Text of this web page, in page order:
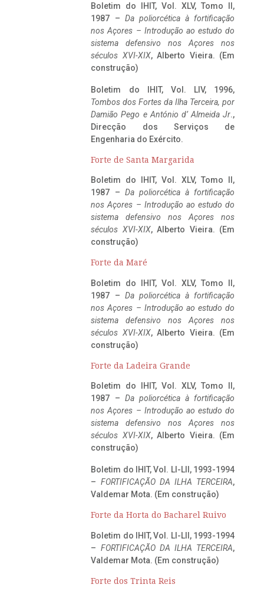
Boletim do IHIT, Vol. XLV, Tomo II,
1987 – Da poliorcética à fortificação
nos Açores – Introdução ao estudo do
sistema defensivo nos Açores nos
séculos XVI-XIX, Alberto Vieira. (Em
construção)
Boletim do IHIT, Vol. LIV, 1996,
Tombos dos Fortes da Ilha Terceira, por
Damião Pego e António d’ Almeida Jr.,
Direcção dos Serviços de
Engenharia do Exército.
Forte de Santa Margarida
Boletim do IHIT, Vol. XLV, Tomo II,
1987 – Da poliorcética à fortificação
nos Açores – Introdução ao estudo do
sistema defensivo nos Açores nos
séculos XVI-XIX, Alberto Vieira. (Em
construção)
Forte da Maré
Boletim do IHIT, Vol. XLV, Tomo II,
1987 – Da poliorcética à fortificação
nos Açores – Introdução ao estudo do
sistema defensivo nos Açores nos
séculos XVI-XIX, Alberto Vieira. (Em
construção)
Forte da Ladeira Grande
Boletim do IHIT, Vol. XLV, Tomo II,
1987 – Da poliorcética à fortificação
nos Açores – Introdução ao estudo do
sistema defensivo nos Açores nos
séculos XVI-XIX, Alberto Vieira. (Em
construção)
Boletim do IHIT, Vol. LI-LII, 1993-1994
– FORTIFICAÇÃO DA ILHA TERCEIRA,
Valdemar Mota. (Em construção)
Forte da Horta do Bacharel Ruivo
Boletim do IHIT, Vol. LI-LII, 1993-1994
– FORTIFICAÇÃO DA ILHA TERCEIRA,
Valdemar Mota. (Em construção)
Forte dos Trinta Reis